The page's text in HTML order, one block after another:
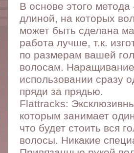
В основе этого
длиной, на которых
может быть сделана
работа лучше, т.к.
по размерам вашей
волосам.
использовании сразу
пряди за прядью.
Flattracks:
которым занимает
что будет стоить вся
волосы. Никакие